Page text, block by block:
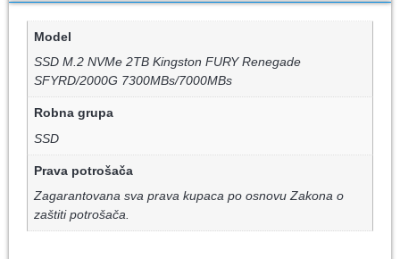
Model
SSD M.2 NVMe 2TB Kingston FURY Renegade
SFYRD/2000G 7300MBs/7000MBs
Robna grupa
SSD
Prava potrošača
Zagarantovana sva prava kupaca po osnovu Zakona o
zaštiti potrošača.